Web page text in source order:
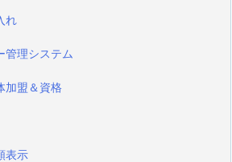
れ
管理システム
加盟＆資格
表示